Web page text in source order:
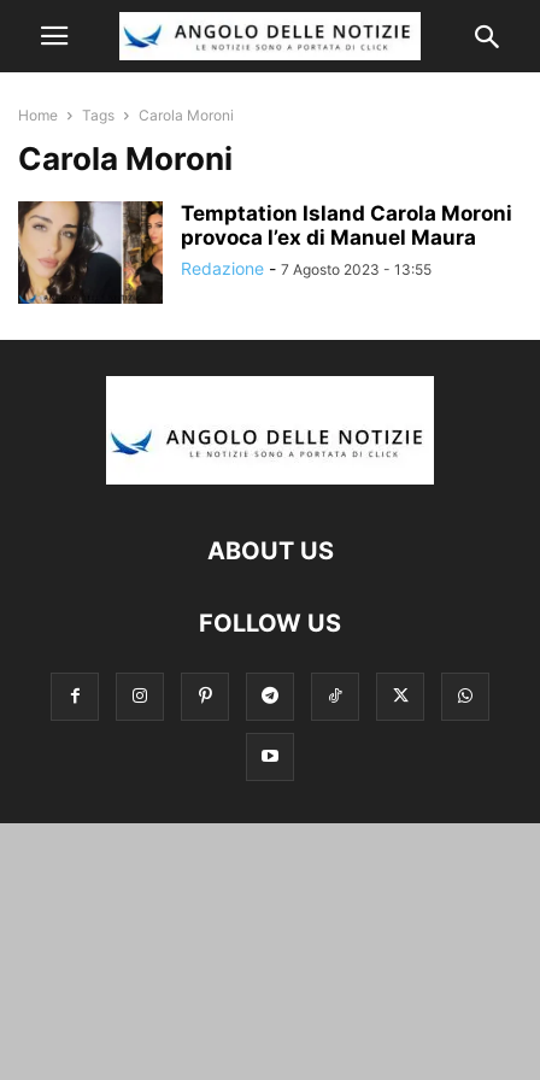
Home Tags Carola Moroni
Carola Moroni
Temptation Island Carola Moroni
provoca l’ex di Manuel Maura
Redazione - 7 Agosto 2023 - 13:55
ABOUT US
FOLLOW US